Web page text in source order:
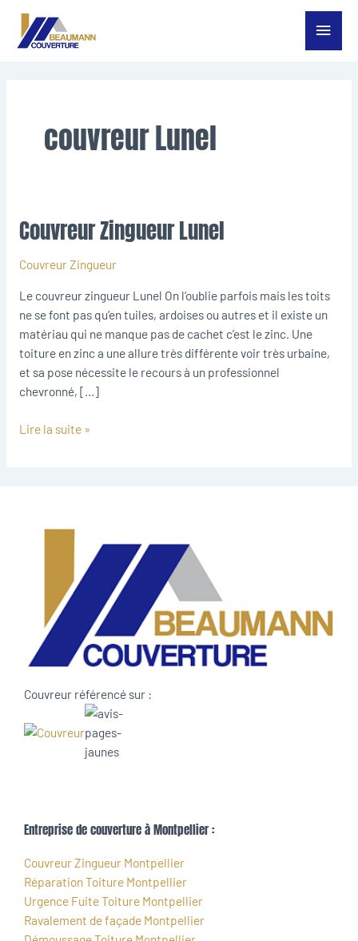
Aller
Menu
couvreur Lunel
Couvreur Zingueur Lunel
Couvreur Zingueur
Le couvreur zingueur Lunel On l’oublie parfois mais les toits
ne se font pas qu’en tuiles, ardoises ou autres et il existe un
matériau qui ne manque pas de cachet c’est le zinc. Une
toiture en zinc a une allure très différente voir très urbaine,
et sa pose nécessite le recours à un professionnel
chevronné, […]
Couvreur
Zingueur
Lunel
Lire la suite »
Couvreur référencé sur :
Entreprise de couverture à Montpellier :
Couvreur Zingueur Montpellier
Réparation Toiture Montpellier
Urgence Fuite Toiture Montpellier
Ravalement de façade Montpellier